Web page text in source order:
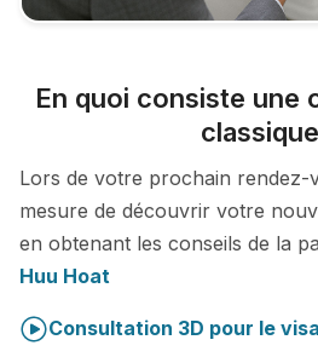
En quoi consiste une
Lors de votre prochain rendez-
mesure de découvrir votre
en obtenant les conseils de la
Huu Hoat
Consultation 3D pour le